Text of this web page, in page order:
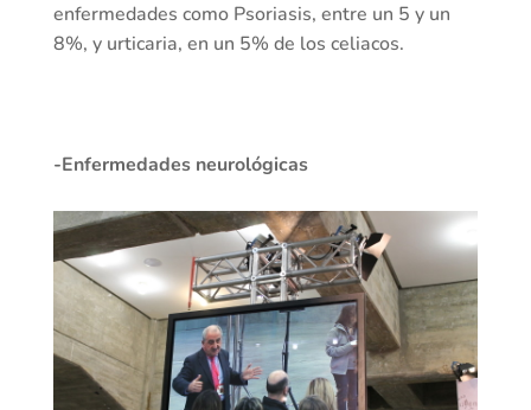
enfermedades como Psoriasis, entre un 5 y un
8%, y urticaria, en un 5% de los celiacos.
-Enfermedades neurológicas